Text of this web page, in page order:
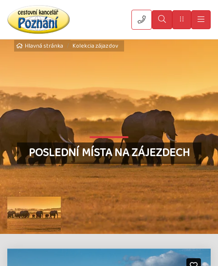
VyhledatMenu
Hlavná stránka Kolekcia zájazdov
POSLEDNÍ MÍSTA NA ZÁJEZDECH